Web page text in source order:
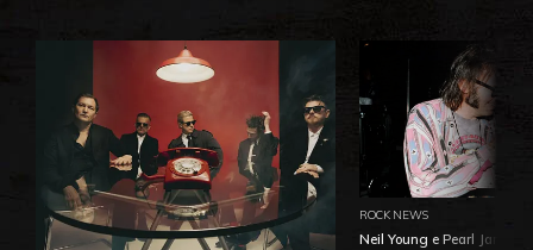
ROCK NEWS
Neil Young e Pearl Jam: la